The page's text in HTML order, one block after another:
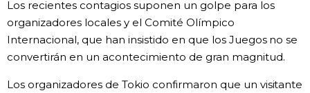
Los recientes contagios suponen un golpe para los
organizadores locales y el Comité Olímpico
Internacional, que han insistido en que los Juegos no se
convertirán en un acontecimiento de gran magnitud.
Los organizadores de Tokio confirmaron que un visitante